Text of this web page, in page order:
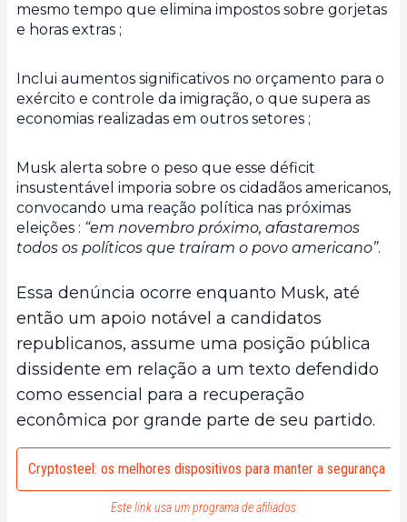
mesmo tempo que elimina impostos sobre gorjetas
e horas extras ;
Inclui aumentos significativos no orçamento para o
exército e controle da imigração, o que supera as
economias realizadas em outros setores ;
Musk alerta sobre o peso que esse déficit
insustentável imporia sobre os cidadãos americanos,
convocando uma reação política nas próximas
eleições : “em novembro próximo, afastaremos
todos os políticos que traíram o povo americano”.
Essa denúncia ocorre enquanto Musk, até
então um apoio notável a candidatos
republicanos, assume uma posição pública
dissidente em relação a um texto defendido
como essencial para a recuperação
econômica por grande parte de seu partido.
Cryptosteel: os melhores dispositivos para manter a segurança
Este link usa um programa de afiliados